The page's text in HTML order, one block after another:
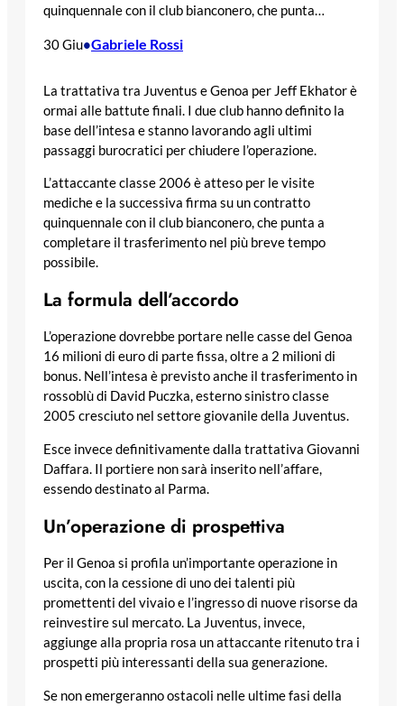
quinquennale con il club bianconero, che punta…
30 Giu•Gabriele Rossi
La trattativa tra Juventus e Genoa per Jeff Ekhator è
ormai alle battute finali. I due club hanno definito la
base dell’intesa e stanno lavorando agli ultimi
passaggi burocratici per chiudere l’operazione.
L’attaccante classe 2006 è atteso per le visite
mediche e la successiva firma su un contratto
quinquennale con il club bianconero, che punta a
completare il trasferimento nel più breve tempo
possibile.
La formula dell’accordo
L’operazione dovrebbe portare nelle casse del Genoa
16 milioni di euro di parte fissa, oltre a 2 milioni di
bonus. Nell’intesa è previsto anche il trasferimento in
rossoblù di David Puczka, esterno sinistro classe
2005 cresciuto nel settore giovanile della Juventus.
Esce invece definitivamente dalla trattativa Giovanni
Daffara. Il portiere non sarà inserito nell’affare,
essendo destinato al Parma.
Un’operazione di prospettiva
Per il Genoa si profila un’importante operazione in
uscita, con la cessione di uno dei talenti più
promettenti del vivaio e l’ingresso di nuove risorse da
reinvestire sul mercato. La Juventus, invece,
aggiunge alla propria rosa un attaccante ritenuto tra i
prospetti più interessanti della sua generazione.
Se non emergeranno ostacoli nelle ultime fasi della